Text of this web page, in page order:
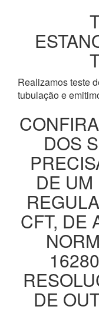
Realizamos teste
tubulação e
DOS
DE
CFT, DE
DE